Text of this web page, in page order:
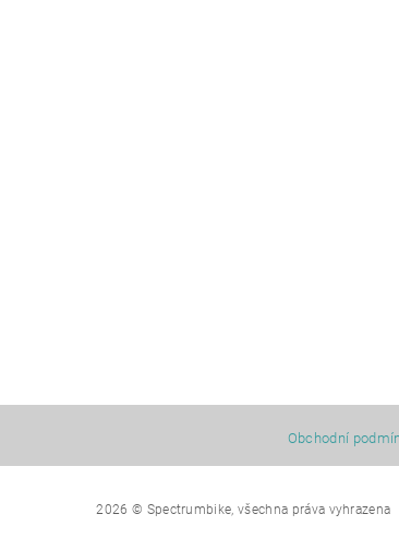
Obchodní
2026 © Spectrumbike, všechna práva vyhrazena